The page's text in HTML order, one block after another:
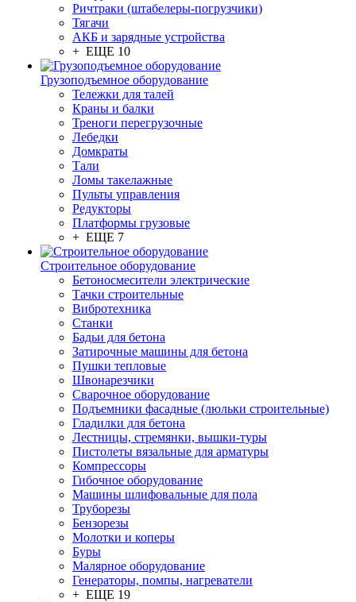
Ричтраки (штабелеры-погрузчики)
Тягачи
АКБ и зарядные устройства
+ ЕЩЕ 10
Грузоподъемное оборудование
Тележки для талей
Краны и балки
Треноги перегрузочные
Лебедки
Домкраты
Тали
Ломы такелажные
Пульты управления
Редукторы
Платформы грузовые
+ ЕЩЕ 7
Строительное оборудование
Бетоносмесители электрические
Тачки строительные
Вибротехника
Станки
Бадьи для бетона
Затирочные машины для бетона
Пушки тепловые
Швонарезчики
Сварочное оборудование
Подъемники фасадные (люльки строительные)
Гладилки для бетона
Лестницы, стремянки, вышки-туры
Пистолеты вязальные для арматуры
Компрессоры
Гибочное оборудование
Машины шлифовальные для пола
Труборезы
Бензорезы
Молотки и коперы
Буры
Малярное оборудование
Генераторы, помпы, нагреватели
+ ЕЩЕ 19